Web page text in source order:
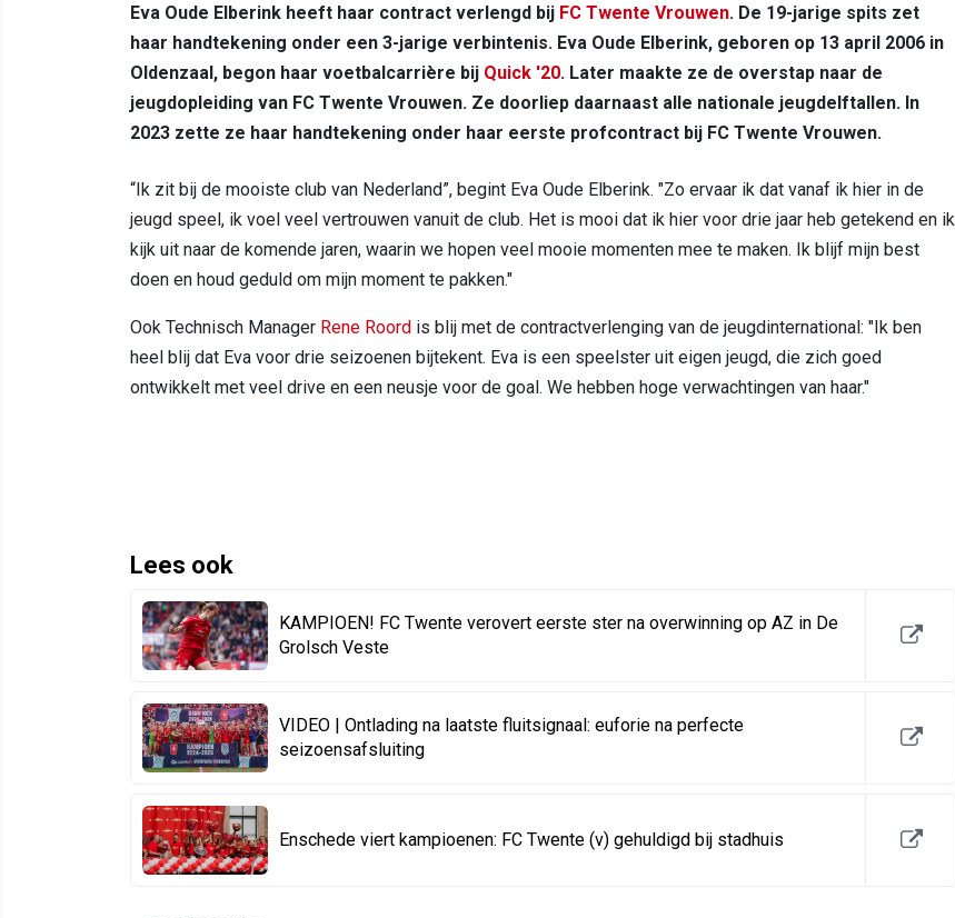
Eva Oude Elberink heeft haar contract verlengd bij FC Twente Vrouwen. De 19-jarige spits zet
haar handtekening onder een 3-jarige verbintenis. Eva Oude Elberink, geboren op 13 april 2006 in
Oldenzaal, begon haar voetbalcarrière bij Quick '20. Later maakte ze de overstap naar de
jeugdopleiding van FC Twente Vrouwen. Ze doorliep daarnaast alle nationale jeugdelftallen. In
2023 zette ze haar handtekening onder haar eerste profcontract bij FC Twente Vrouwen.
“Ik zit bij de mooiste club van Nederland”, begint Eva Oude Elberink. "Zo ervaar ik dat vanaf ik hier in de
jeugd speel, ik voel veel vertrouwen vanuit de club. Het is mooi dat ik hier voor drie jaar heb getekend en ik
kijk uit naar de komende jaren, waarin we hopen veel mooie momenten mee te maken. Ik blijf mijn best
doen en houd geduld om mijn moment te pakken."
Ook Technisch Manager Rene Roord is blij met de contractverlenging van de jeugdinternational: "Ik ben
heel blij dat Eva voor drie seizoenen bijtekent. Eva is een speelster uit eigen jeugd, die zich goed
ontwikkelt met veel drive en een neusje voor de goal. We hebben hoge verwachtingen van haar."
Lees ook
KAMPIOEN! FC Twente verovert eerste ster na overwinning op AZ in De
Grolsch Veste
VIDEO | Ontlading na laatste fluitsignaal: euforie na perfecte
seizoensafsluiting
Enschede viert kampioenen: FC Twente (v) gehuldigd bij stadhuis